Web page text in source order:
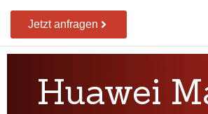
Jetzt anfragen
Huawei